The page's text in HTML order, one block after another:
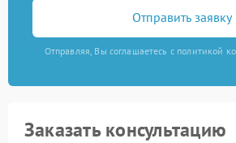
Отправить заявку
Отправляя, Вы соглашаетесь с политикой
Заказать консультацию